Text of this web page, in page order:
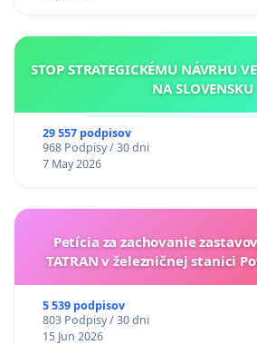
STOP STRATEGICKÉMU NÁVRHU
NA SLOVENSKU
29 557 podpisov
968 Podpisy / 30 dni
7 May 2026
Petícia za zachovanie
TATRAN v železničnej stanici
5 539 podpisov
803 Podpisy / 30 dni
15 Jun 2026